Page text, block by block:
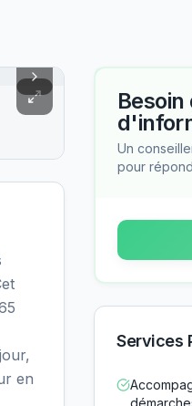
en
Besoin
Un
pour
Services